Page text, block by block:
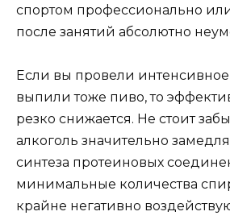
спортом профессионально или
после занятий абсолютно
Если вы провели интенсивное
выпили тоже пиво, то
резко снижается. Не стоит
алкоголь значительно
синтеза протеиновых
минимальные количества
крайне негативно